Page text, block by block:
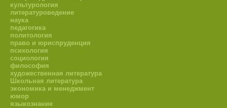
культурология
литературоведение
наука
педагогика
политология
право и юриспруденция
психология
социология
философия
художественная литература
Школьная литература
экономика и менеджмент
юмор
языкознание